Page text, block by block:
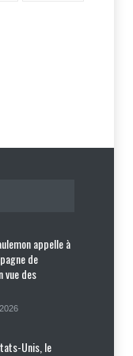
appelle à
de
vue des
Unis, le